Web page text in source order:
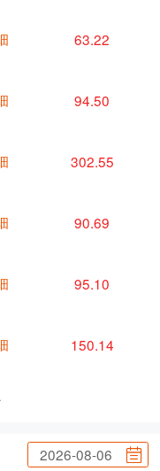
63.22
94.50
302.55
90.69
95.10
150.14
2026-08-06